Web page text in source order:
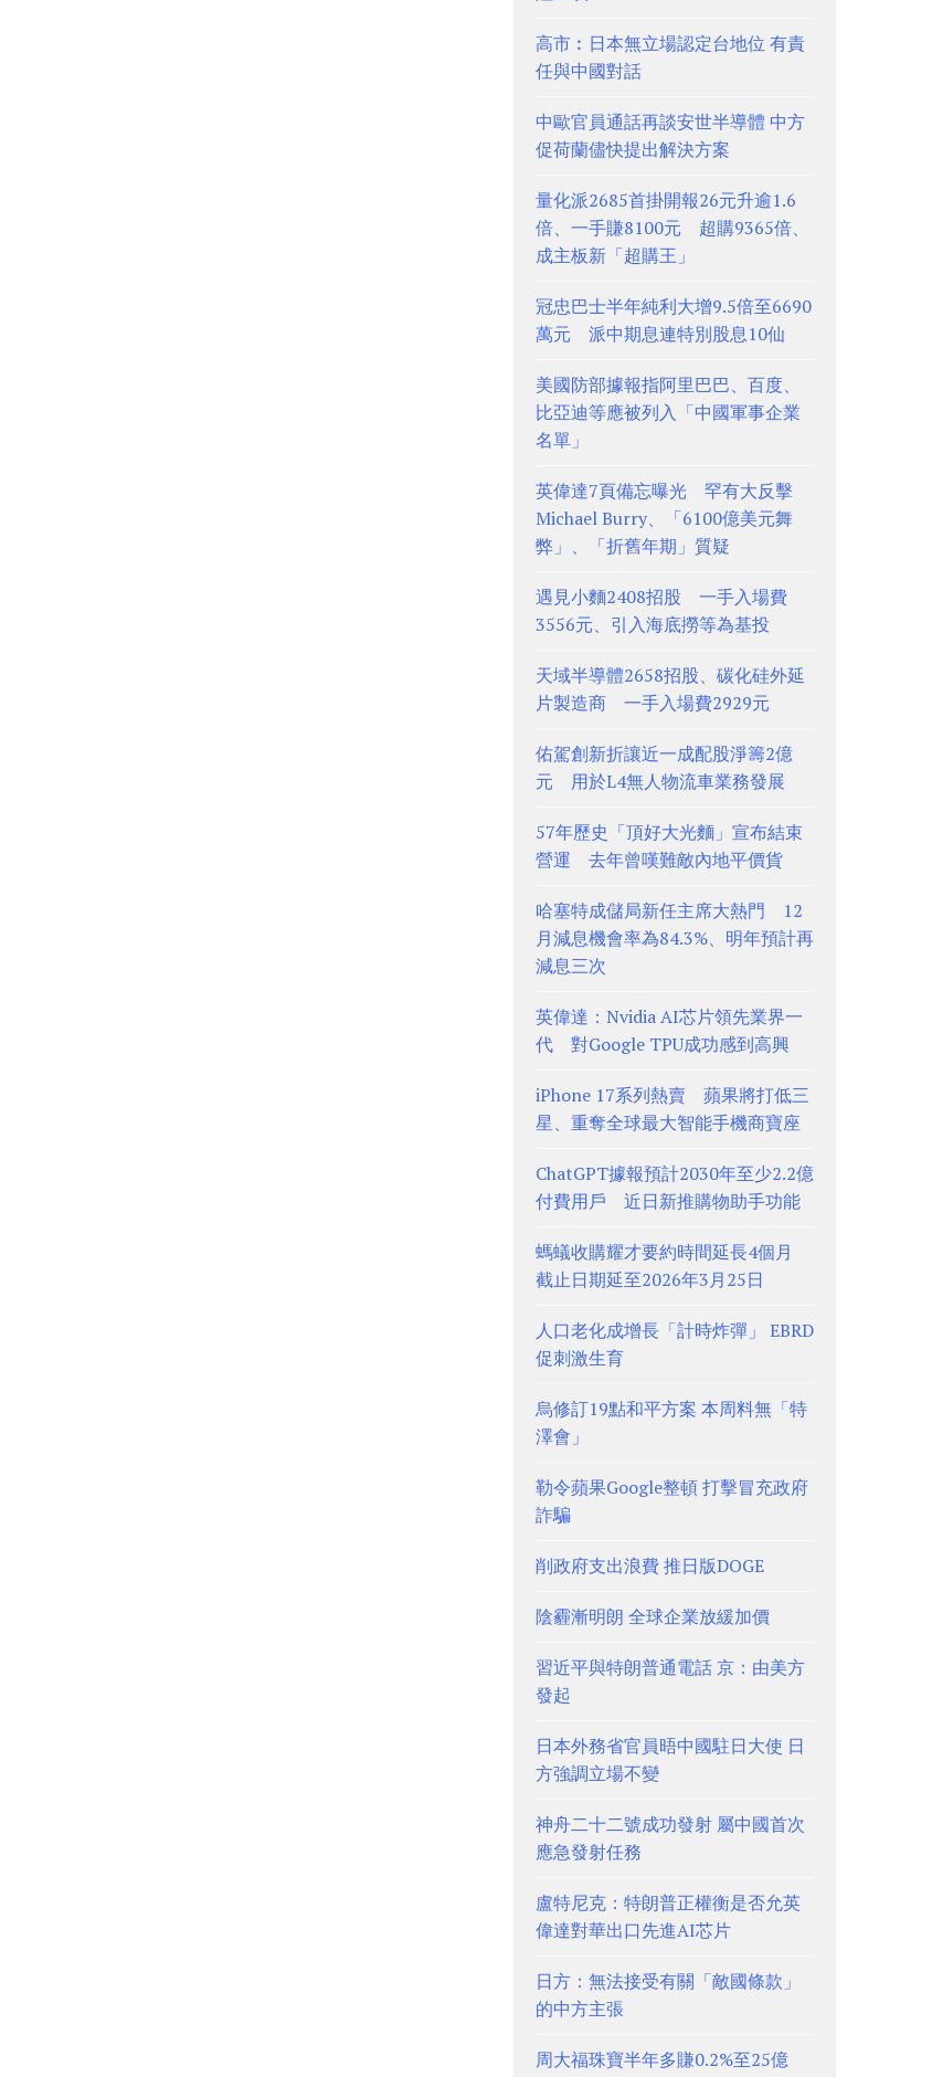
高市︰日本無立場認定台地位 有責
任與中國對話
中歐官員通話再談安世半導體 中方
促荷蘭儘快提出解決方案
量化派2685首掛開報26元升逾1.6
倍、一手賺8100元 超購9365倍、
成主板新「超購王」
冠忠巴士半年純利大增9.5倍至6690
萬元 派中期息連特別股息10仙
美國防部據報指阿里巴巴、百度、
比亞迪等應被列入「中國軍事企業
名單」
英偉達7頁備忘曝光 罕有大反擊
Michael Burry、「6100億美元舞
弊」、「折舊年期」質疑
遇見小麵2408招股 一手入場費
3556元、引入海底撈等為基投
天域半導體2658招股、碳化硅外延
片製造商 一手入場費2929元
佑駕創新折讓近一成配股淨籌2億
元 用於L4無人物流車業務發展
57年歷史「頂好大光麵」宣布結束
營運 去年曾嘆難敵內地平價貨
哈塞特成儲局新任主席大熱門 12
月減息機會率為84.3%、明年預計再
減息三次
英偉達：Nvidia AI芯片領先業界一
代 對Google TPU成功感到高興
iPhone 17系列熱賣 蘋果將打低三
星、重奪全球最大智能手機商寶座
ChatGPT據報預計2030年至少2.2億
付費用戶 近日新推購物助手功能
螞蟻收購耀才要約時間延長4個月
截止日期延至2026年3月25日
人口老化成增長「計時炸彈」 EBRD
促刺激生育
烏修訂19點和平方案 本周料無「特
澤會」
勒令蘋果Google整頓 打擊冒充政府
詐騙
削政府支出浪費 推日版DOGE
陰霾漸明朗 全球企業放緩加價
習近平與特朗普通電話 京：由美方
發起
日本外務省官員晤中國駐日大使 日
方強調立場不變
神舟二十二號成功發射 屬中國首次
應急發射任務
盧特尼克：特朗普正權衡是否允英
偉達對華出口先進AI芯片
日方：無法接受有關「敵國條款」
的中方主張
周大福珠寶半年多賺0.2%至25億